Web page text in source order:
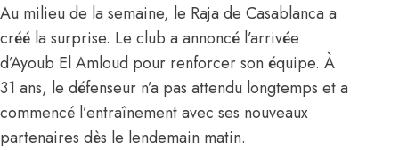
Au milieu de la semaine, le Raja de Casablanca a
créé la surprise. Le club a annoncé l’arrivée
d’Ayoub El Amloud pour renforcer son équipe. À
31 ans, le défenseur n’a pas attendu longtemps et a
commencé l’entraînement avec ses nouveaux
partenaires dès le lendemain matin.